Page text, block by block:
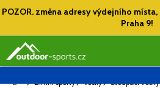
na
POZOR. změna adresy výdejního
Praha 9!
Domů
Zimní sporty Vosky Stoupací